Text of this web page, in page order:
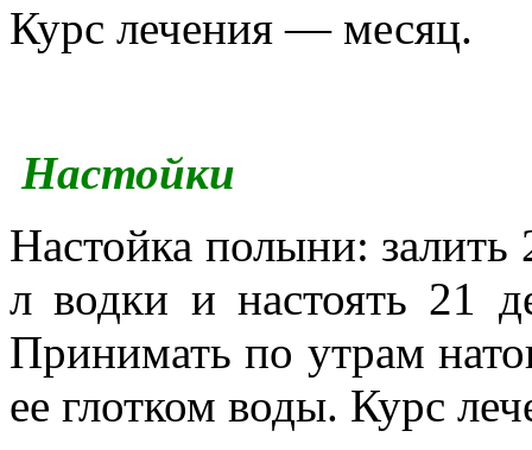
Курс лечения — месяц.
Настойки
Настойка полыни:
л водки и настоять 21
Принимать по утрам
ее глотком воды. Курс